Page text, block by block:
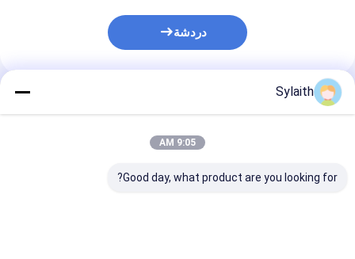
دردشة
المنتجات الموصى بها
Sylaith
9:05 AM
Good day, what product are you looking for?